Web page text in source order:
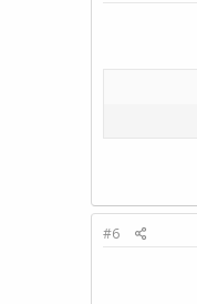
#6